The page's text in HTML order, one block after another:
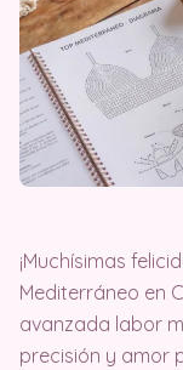
¡Muchísimas
Mediterráneo en
avanzada labor
precisión y amor